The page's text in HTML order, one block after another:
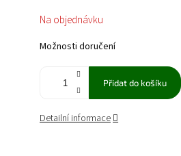
Měrná
cena:
Na objednávku
Možnosti doručení
Přidat do košíku
Detailní informace